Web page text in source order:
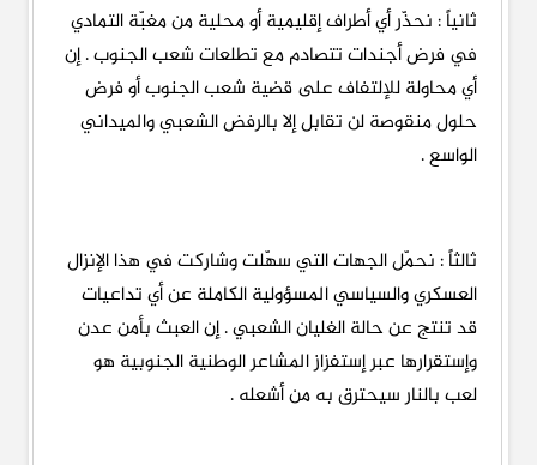
ثانياً : نحذّر أي أطراف إقليمية أو محلية من مغبّة التمادي
في فرض أجندات تتصادم مع تطلعات شعب الجنوب . إن
أي محاولة للإلتفاف على قضية شعب الجنوب أو فرض
حلول منقوصة لن تقابل إلا بالرفض الشعبي والميداني
الواسع .
ثالثاً : نحمّل الجهات التي سهّلت وشاركت في هذا الإنزال
العسكري والسياسي المسؤولية الكاملة عن أي تداعيات
قد تنتج عن حالة الغليان الشعبي . إن العبث بأمن عدن
وإستقرارها عبر إستفزاز المشاعر الوطنية الجنوبية هو
لعب بالنار سيحترق به من أشعله .